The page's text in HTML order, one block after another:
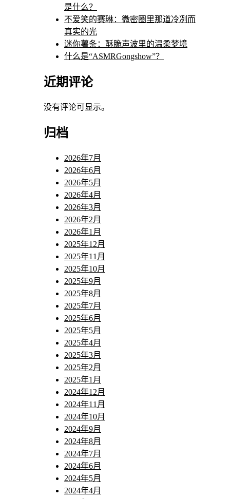
是什么？
不爱笑的赛琳：微密圈里那道冷冽而
真实的光
迷你薯条：酥脆声波里的温柔梦境
什么是“ASMRGongshow”？
近期评论
没有评论可显示。
归档
2026年7月
2026年6月
2026年5月
2026年4月
2026年3月
2026年2月
2026年1月
2025年12月
2025年11月
2025年10月
2025年9月
2025年8月
2025年7月
2025年6月
2025年5月
2025年4月
2025年3月
2025年2月
2025年1月
2024年12月
2024年11月
2024年10月
2024年9月
2024年8月
2024年7月
2024年6月
2024年5月
2024年4月